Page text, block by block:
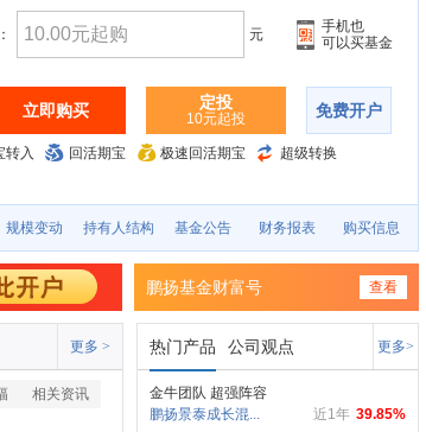
元
手机也
可以买基金
立即购买 定投
10元起投 免费开户
转入 回活期宝 极速回活期宝 超级转换
规模变动 持有人结构 基金公告 财务报表 购买信息
鹏扬基金财富号 查看
更多 >
相关资讯
热门产品 公司观点 更多>
金牛团队 超强阵容
39.85%
近1年
鹏扬景泰成长混...